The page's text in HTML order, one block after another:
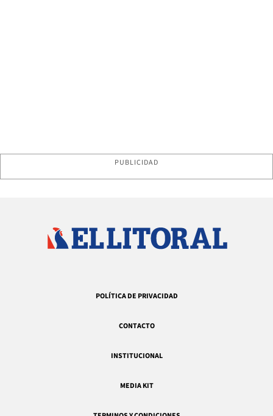
PUBLICIDAD
POLÍTICA DE PRIVACIDAD
CONTACTO
INSTITUCIONAL
MEDIA KIT